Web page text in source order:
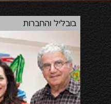
בובליל והחברות